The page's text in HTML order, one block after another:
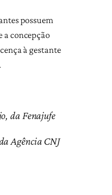
possuem
a concepção
à gestante
da Fenajufe
Agência CNJ